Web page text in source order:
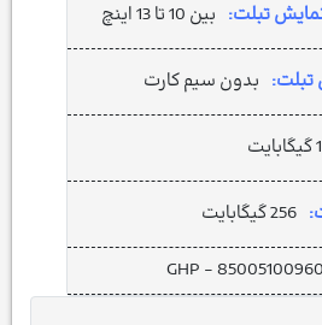
تبلت: بین 10 تا 13 اینچ
تبلت: بدون سیم کارت
256 گیگابایت
GHP -